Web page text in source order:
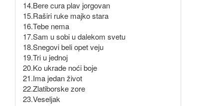
14.Bere cura plav jorgovan
15.Raširi ruke majko stara
16.Tebe nema
17.Sam u sobi u dalekom svetu
18.Snegovi beli opet veju
19.Tri u jednoj
20.Ko ukrade noći boje
21.Ima jedan život
22.Zlatiborske zore
23.Veseljak